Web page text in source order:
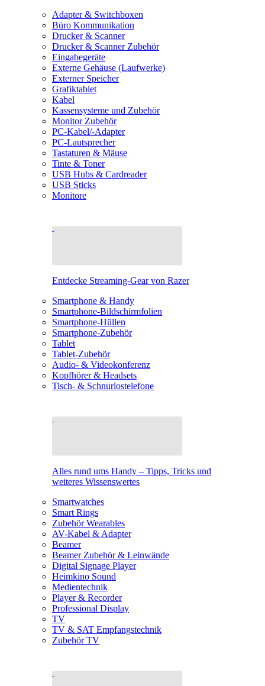
Adapter & Switchboxen
Büro Kommunikation
Drucker & Scanner
Drucker & Scanner Zubehör
Eingabegeräte
Externe Gehäuse (Laufwerke)
Externer Speicher
Grafiktablet
Kabel
Kassensysteme und Zubehör
Monitor Zubehör
PC-Kabel/-Adapter
PC-Lautsprecher
Tastaturen & Mäuse
Tinte & Toner
USB Hubs & Cardreader
USB Sticks
Monitore
Entdecke Streaming-Gear von Razer
Smartphone & Handy
Smartphone-Bildschirmfolien
Smartphone-Hüllen
Smartphone-Zubehör
Tablet
Tablet-Zubehör
Audio- & Videokonferenz
Kopfhörer & Headsets
Tisch- & Schnurlostelefone
Alles rund ums Handy – Tipps, Tricks und
weiteres Wissenswertes
Smartwatches
Smart Rings
Zubehör Wearables
AV-Kabel & Adapter
Beamer
Beamer Zubehör & Leinwände
Digital Signage Player
Heimkino Sound
Medientechnik
Player & Recorder
Professional Display
TV
TV & SAT Empfangstechnik
Zubehör TV